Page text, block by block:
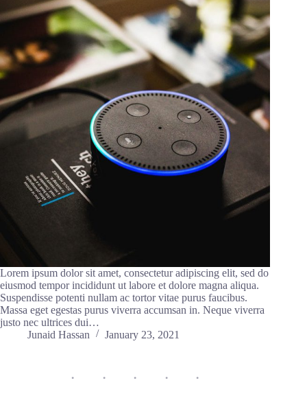
Lorem ipsum dolor sit amet, consectetur adipiscing elit, sed do
eiusmod tempor incididunt ut labore et dolore magna aliqua.
Suspendisse potenti nullam ac tortor vitae purus faucibus.
Massa eget egestas purus viverra accumsan in. Neque viverra
justo nec ultrices dui…
Junaid Hassan
January 23, 2021